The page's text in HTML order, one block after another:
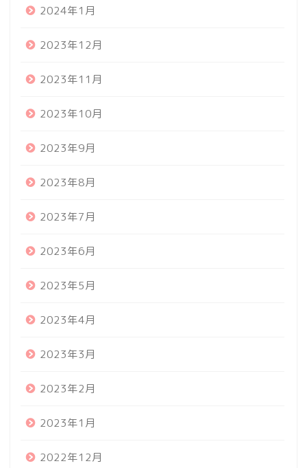
2024年1月
2023年12月
2023年11月
2023年10月
2023年9月
2023年8月
2023年7月
2023年6月
2023年5月
2023年4月
2023年3月
2023年2月
2023年1月
2022年12月